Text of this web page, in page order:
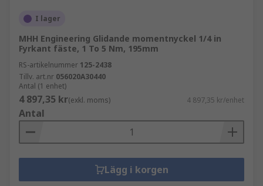
I lager
MHH Engineering Glidande momentnyckel 1/4 in
Fyrkant fäste, 1 To 5 Nm, 195mm
RS-artikelnummer 125-2438
Tillv. art.nr 056020A30440
Antal (1 enhet)
4 897,35 kr(exkl. moms) 4 897,35 kr/enhet
Antal
Lägg i korgen